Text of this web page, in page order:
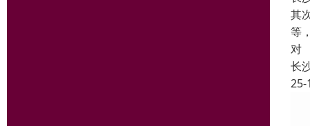
其
等
对
长
25-